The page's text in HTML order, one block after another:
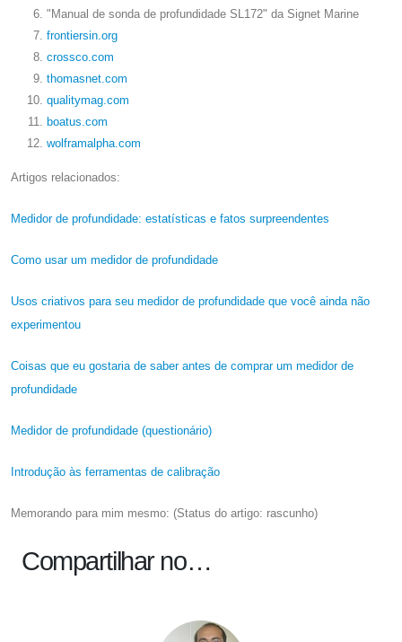
"Manual de sonda de profundidade SL172" da Signet Marine
frontiersin.org
crossco.com
thomasnet.com
qualitymag.com
boatus.com
wolframalpha.com
Artigos relacionados:
Medidor de profundidade: estatísticas e fatos surpreendentes
Como usar um medidor de profundidade
Usos criativos para seu medidor de profundidade que você ainda não
experimentou
Coisas que eu gostaria de saber antes de comprar um medidor de
profundidade
Medidor de profundidade (questionário)
Introdução às ferramentas de calibração
Memorando para mim mesmo: (Status do artigo: rascunho)
Compartilhar no…